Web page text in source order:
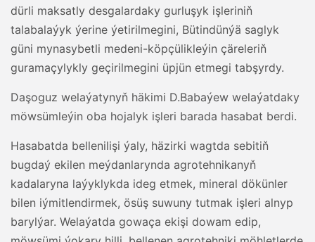
dürli maksatly desgalardaky gurluşyk işleriniň
talabalaýyk ýerine ýetirilmegini, Bütindünýä saglyk
güni mynasybetli medeni-köpçülikleýin çäreleriň
guramaçylykly geçirilmegini üpjün etmegi tabşyrdy.
Daşoguz welaýatynyň häkimi D.Babaýew welaýatdaky
möwsümleýin oba hojalyk işleri barada hasabat berdi.
Hasabatda bellenilişi ýaly, häzirki wagtda sebitiň
bugdaý ekilen meýdanlarynda agrotehnikanyň
kadalaryna laýyklykda ideg etmek, mineral dökünler
bilen iýmitlendirmek, ösüş suwuny tutmak işleri alnyp
barylýar. Welaýatda gowaça ekişi dowam edip,